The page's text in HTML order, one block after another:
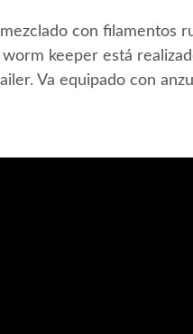
con filamentos
keeper está
Va equipado con